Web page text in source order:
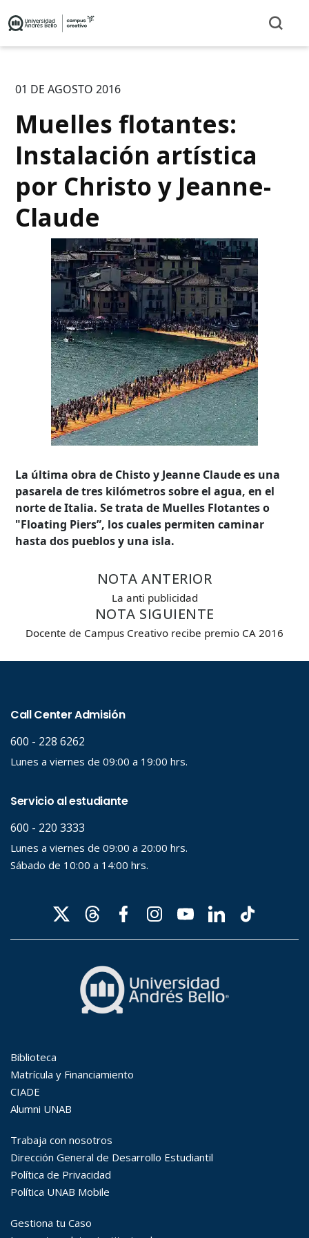
01 DE AGOSTO 2016
Muelles flotantes:
Instalación artística
por Christo y Jeanne-
Claude
La última obra de Chisto y Jeanne Claude es una
pasarela de tres kilómetros sobre el agua, en el
norte de Italia. Se trata de Muelles Flotantes o
"Floating Piers”, los cuales permiten caminar
hasta dos pueblos y una isla.
NOTA ANTERIOR
La anti publicidad
NOTA SIGUIENTE
Docente de Campus Creativo recibe premio CA 2016
Búsqueda Avanzada
Desde...
Hasta...